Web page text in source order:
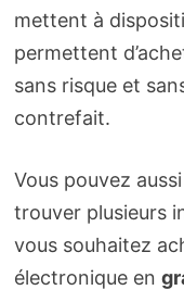
mettent à
permettent
sans risque et
contrefait.
Vous pouvez
trouver plusieurs
vous souhaitez
électronique en